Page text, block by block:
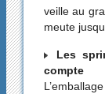
veille au
meute
Les
compte